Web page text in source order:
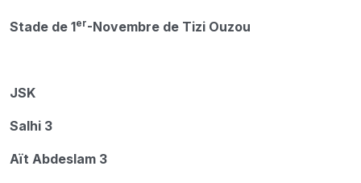
Stade de 1er-Novembre de Tizi Ouzou
JSK
Salhi 3
Aït Abdeslam 3